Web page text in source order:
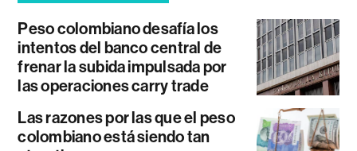
Peso colombiano desafía los
intentos del banco central de
frenar la subida impulsada por
las operaciones carry trade
Las razones por las que el peso
colombiano está siendo tan